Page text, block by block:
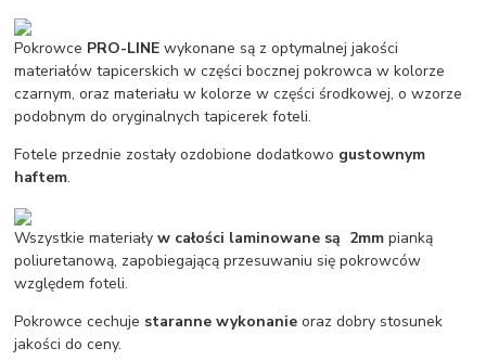
Pokrowce PRO-LINE wykonane są z optymalnej jakości
materiałów tapicerskich w części bocznej pokrowca w kolorze
czarnym, oraz materiału w kolorze w części środkowej, o wzorze
podobnym do oryginalnych tapicerek foteli.
Fotele przednie zostały ozdobione dodatkowo gustownym
haftem.
Wszystkie materiaływ całości laminowane są 2mm pianką
poliuretanową, zapobiegającą przesuwaniu się pokrowców
względem foteli.
Pokrowce cechuje staranne wykonanie oraz dobry stosunek
jakości do ceny.